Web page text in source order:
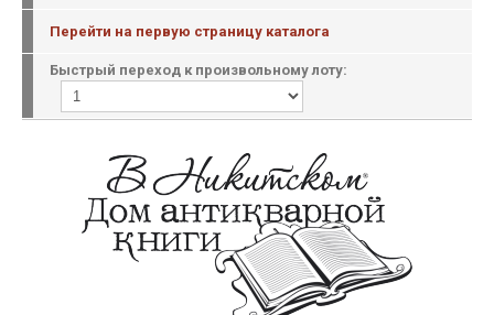
Перейти на первую страницу каталога
Быстрый переход к произвольному лоту: